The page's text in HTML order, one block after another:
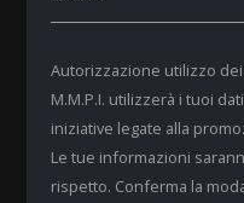
Autorizzazione utilizzo
M.M.P.I. utilizzerà i tuoi
iniziative legate alla
Le tue informazioni
rispetto. Conferma la